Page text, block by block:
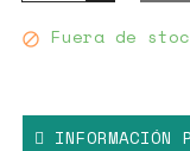
Elastane
 Fuera de
INFORMACIÓN